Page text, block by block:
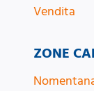
Vendita
ZONE